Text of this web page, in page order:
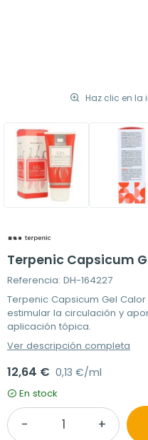
Haz clic en
Terpenic Capsicum
Referencia: DH-164227
Terpenic Capsicum Gel
estimular la circulación y
aplicación tópica.
Ver descripción completa
12,64 € 0,13 €/ml
En stock